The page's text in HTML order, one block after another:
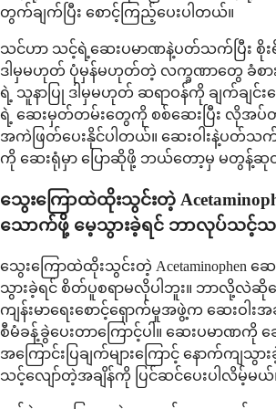
တွက်ချက်ပြီး စောင့်ကြည့်ပေးပါတယ်။
သင်ဟာ သင့်ရဲ့ဆေးပမာဏနဲ့ပတ်သက်ပြီး စို
ဒါမှမဟုတ် ပုံမှန်မဟုတ်တဲ့ လက္ခဏာတွေ ခံစ
ရဲ့ သူနာပြု ဒါမှမဟုတ် ဆရာဝန်ကို ချက်ချင်း
ရဲ့ ဆေးမှတ်တမ်းတွေကို စစ်ဆေးပြီး လိုအပ်
အကဲဖြတ်ပေးနိုင်ပါတယ်။ ဆေးဝါးနဲ့ပတ်သက်
ကို ဆေးရုံမှာ ပြောဆိုဖို့ ဘယ်တော့မှ မတွန့်ဆုတ်
သွေးကြောထဲထိုးသွင်းတဲ့
သောက်ဖို့ မေ့သွားခဲ့ရင် ဘာလုပ်သင့်
သွေးကြောထဲထိုးသွင်းတဲ့ Acetaminophen
သွားခဲ့ရင် စိတ်ပူစရာမလိုပါဘူး။ ဘာလို့လဲဆို
ကျန်းမာရေးစောင့်ရှောက်မှုအဖွဲ့က ဆေးဝါး
စီမံခန့်ခွဲပေးတာကြောင့်ပါ။ ဆေးပမာဏကို
အကြောင်းပြချက်များကြောင့် နောက်ကျသွ
သင့်လျော်တဲ့အချိန်ကို ပြင်ဆင်ပေးပါလိမ့်မယ်